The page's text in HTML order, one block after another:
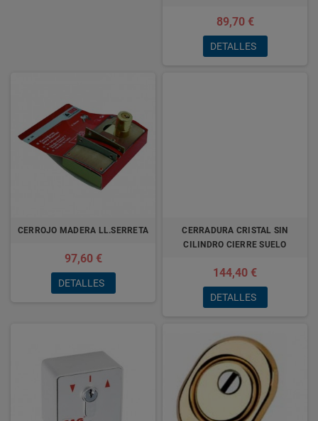
89,70 €
DETALLES
CERROJO MADERA LL.SERRETA
97,60 €
DETALLES
CERRADURA CRISTAL SIN
CILINDRO CIERRE SUELO
144,40 €
DETALLES